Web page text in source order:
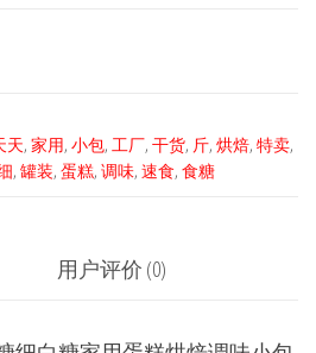
天, 家用, 小包, 工厂, 干货, 斤, 烘焙, 特卖,
, 罐装, 蛋糕, 调味, 速食, 食糖
用户评价 (0)